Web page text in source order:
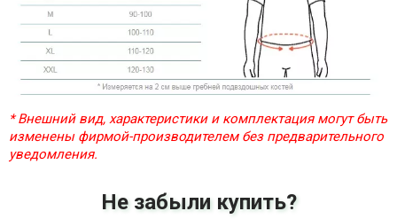
* Внешний вид, характеристики и комплектация могут быть
изменены фирмой-производителем без предварительного
уведомления.
Не забыли купить?